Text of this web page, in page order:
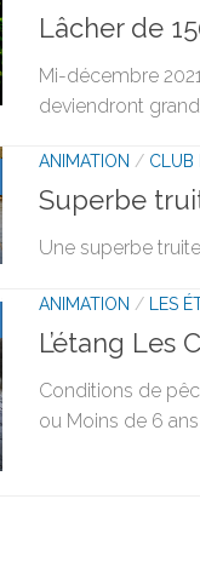
Lâcher de
Mi-décembre
deviendront
ANIMATION / CLUB
Superbe
Une superbe
ANIMATION / LES
L’étang Les
Conditions de
ou Moins de 6